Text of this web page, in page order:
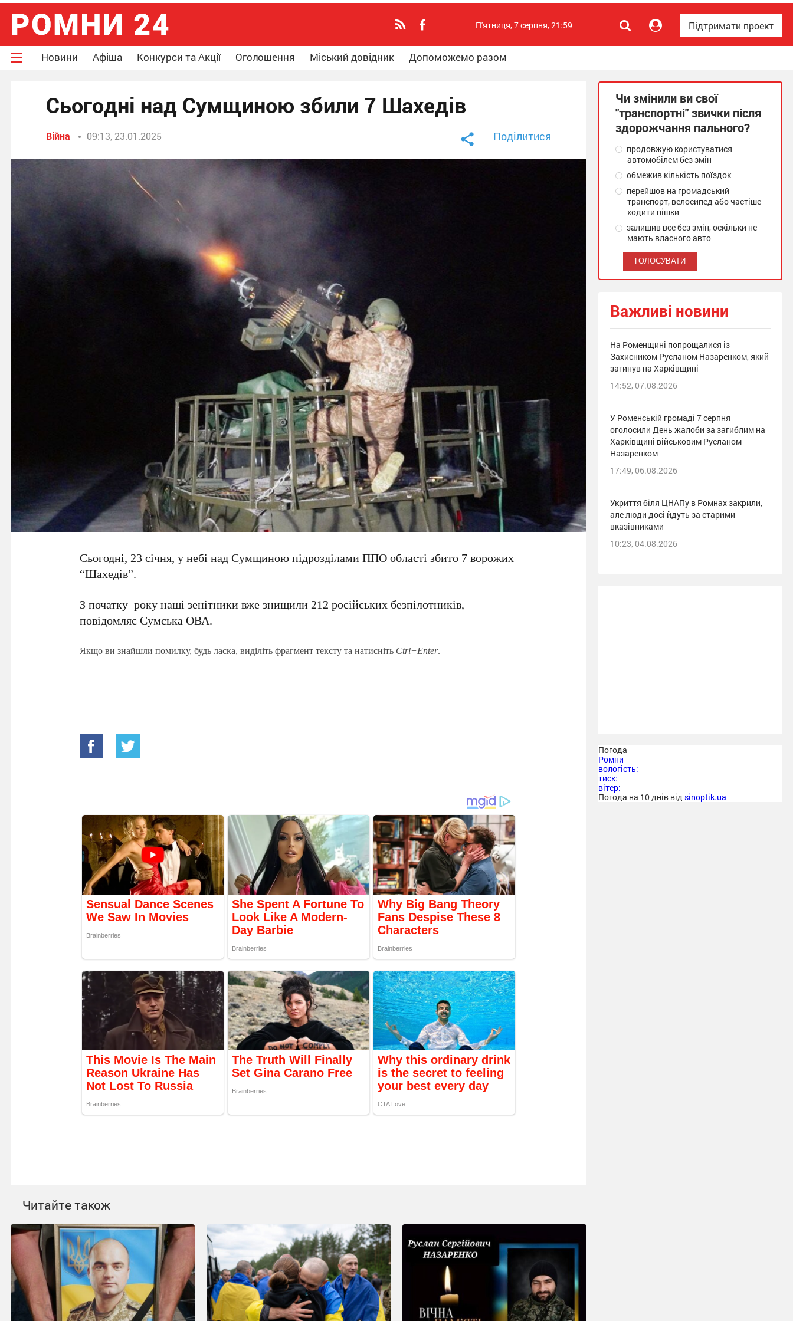
Підтримати проект
П'ятниця, 7 серпня, 21:59
Новини Афіша Конкурси та Акції Оголошення Міський довідник Допоможемо разом
Сьогодні над Сумщиною збили 7 Шахедів
Війна 09:13, 23.01.2025 Поділитися
Сьогодні, 23 січня, у небі над Сумщиною підрозділами ППО області збито 7 ворожих
“Шахедів”.
З початку року наші зенітники вже знищили 212 російських безпілотників,
повідомляє Сумська ОВА.
Якщо ви знайшли помилку, будь ласка, виділіть фрагмент тексту та натисніть Ctrl+Enter.
Читайте також
Чи змінили ви свої
"транспортні" звички після
здорожчання пального?
продовжую користуватися
автомобілем без змін
обмежив кількість поїздок
перейшов на громадський
транспорт, велосипед або частіше
ходити пішки
залишив все без змін, оскільки не
мають власного авто
Важливі новини
На Роменщині попрощалися із
Захисником Русланом Назаренком, який
загинув на Харківщині
14:52, 07.08.2026
У Роменській громаді 7 серпня
оголосили День жалоби за загиблим на
Харківщині військовим Русланом
Назаренком
17:49, 06.08.2026
Укриття біля ЦНАПу в Ромнах закрили,
але люди досі йдуть за старими
вказівниками
10:23, 04.08.2026
Погода
Ромни
вологість:
тиск:
вітер:
Погода на 10 днів від sinoptik.ua